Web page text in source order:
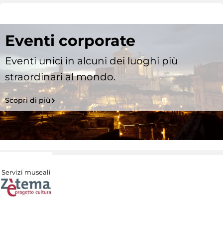
Eventi corporate
Eventi unici in alcuni dei luoghi più
straordinari al mondo.
Scopri di più
Servizi museali